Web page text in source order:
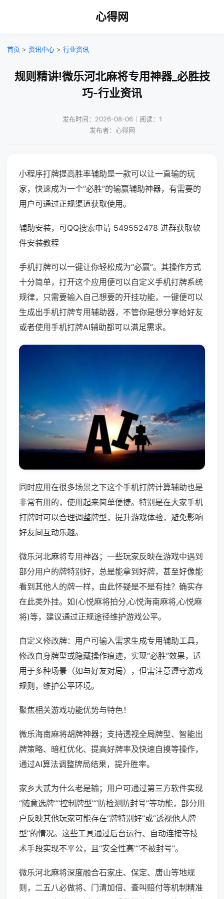
心得网
首页 > 资讯中心 > 行业资讯
规则精讲!微乐河北麻将专用神器_必胜技
巧-行业资讯
发布时间：2026-08-06｜阅读：1
发布者：心得网
小程序打牌提高胜率辅助是一款可以让一直输的玩
家，快速成为一个“必胜”的输赢辅助神器，有需要的
用户可通过正规渠道获取使用。
辅助安装，可QQ搜索申请 549552478 进群获取软
件安装教程
手机打牌可以一键让你轻松成为“必赢”。其操作方式
十分简单，打开这个应用便可以自定义手机打牌系统
规律，只需要输入自己想要的开挂功能，一键便可以
生成出手机打牌专用辅助器，不管你是想分享给好友
或者使用手机打牌AI辅助都可以满足需求。
同时应用在很多场景之下这个手机打牌计算辅助也是
非常有用的，使用起来简单便捷。特别是在大家手机
打牌时可以合理调整牌型，提升游戏体验，避免影响
好友间互动乐趣。
微乐河北麻将专用神器；一些玩家反映在游戏中遇到
部分用户的牌特别好，总是能拿到好牌，甚至好像能
看到其他人的牌一样，由此怀疑是不是有挂？确实存
在此类外挂。如(心悦麻将拍分,心悦海南麻将,心悦麻
将)等，建议通过正规途径维护游戏公平。
自定义修改牌：用户可输入需求生成专用辅助工具，
修改自身牌型或隐藏操作痕迹，实现“必胜”效果，适
用于多种场景（如与好友对局），但需注意遵守游戏
规则，维护公平环境。
聚焦相关游戏功能优势与特色！
微乐海南麻将胡牌神器；支持透视全局牌型、智能出
牌策略、暗杠优化、提高好牌率及快速自摸等操作，
通过AI算法调整牌局结果，提升胜率。
家乡大贰为什么老是输；用户可通过第三方软件实现
“随意选牌”“控制牌型”“防检测防封号”等功能，部分用
户反映其他玩家可能存在“牌特别好”或“透视他人牌
型”的情况。这些工具通过后台运行、自动连接等技
术手段实现不平公，且“安全性高”“不被封号”。
微乐河北麻将深度融合石家庄、保定、唐山等地规
则，二五八必做将、门清加倍、查叫赔付等机制精准